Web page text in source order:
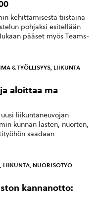
kehittämisestä tiistaina
pohjaksi esitellään
pääset myös Teams-
& TYÖLLISYYS, LIIKUNTA
aloittaa ma
liikuntaneuvojan
kunnan lasten, nuorten,
saadaan
, LIIKUNTA, NUORISOTYÖ
kannanotto: